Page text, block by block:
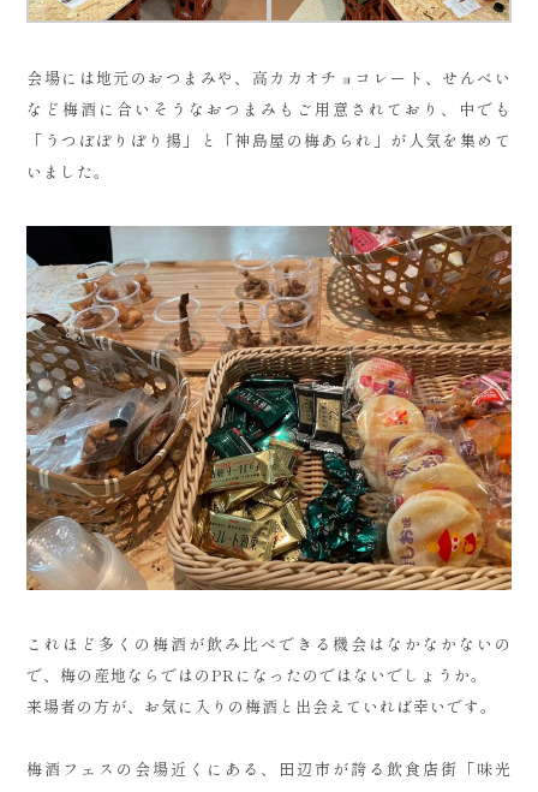
会場には地元のおつまみや、高カカオチョコレート、せんべい
など梅酒に合いそうなおつまみもご用意されており、中でも
「うつぼぽりぽり揚」と「神島屋の梅あられ」が人気を集めて
いました。
これほど多くの梅酒が飲み比べできる機会はなかなかないの
で、梅の産地ならではのPRになったのではないでしょうか。
来場者の方が、お気に入りの梅酒と出会えていれば幸いです。
梅酒フェスの会場近くにある、田辺市が誇る飲食店街「味光